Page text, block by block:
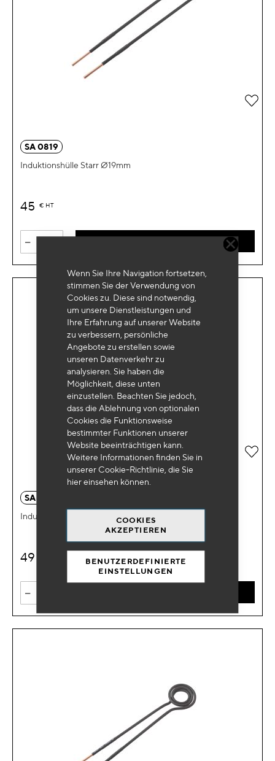
Wenn Sie Ihre Navigation fortsetzen,
stimmen Sie der Verwendung von
Cookies zu. Diese sind notwendig,
um unsere Dienstleistungen und
Ihre Erfahrung auf unserer Website
zu verbessern, persönliche
Angebote zu erstellen sowie
unseren Datenverkehr zu
analysieren. Sie haben die
Möglichkeit, diese unten
einzustellen. Beachten Sie jedoch,
dass die Ablehnung von optionalen
Cookies die Funktionsweise
bestimmter Funktionen unserer
Website beeinträchtigen kann.
Weitere Informationen finden Sie in
unserer Cookie-Richtlinie, die Sie
hiereinsehen können.
COOKIES
AKZEPTIEREN
BENUTZERDEFINIERTE
EINSTELLUNGEN
SA 0819
Induktionshülle Starr Ø19mm
45 € HT
- +
Zur
SA 0832
Induktionshülle Starr Ø32mm
49
-
Zur